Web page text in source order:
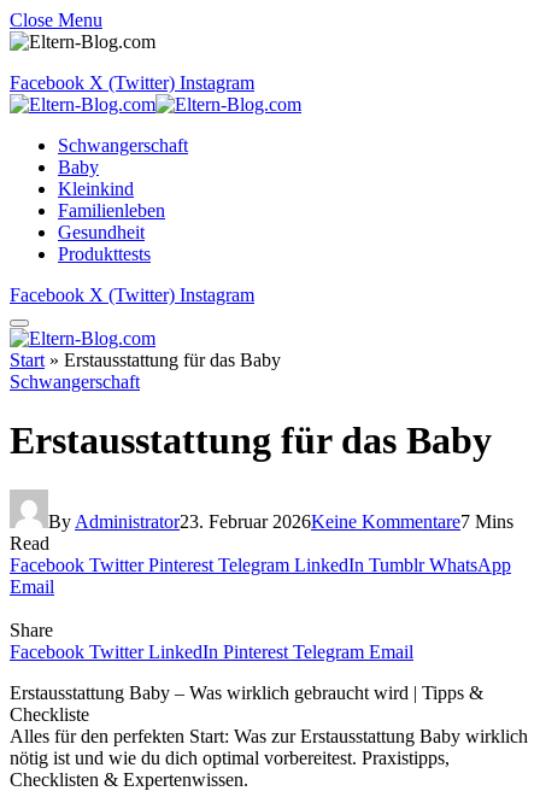
Close Menu
Facebook X (Twitter) Instagram
Schwangerschaft
Baby
Kleinkind
Familienleben
Gesundheit
Produkttests
Facebook X (Twitter) Instagram
Start » Erstausstattung für das Baby
Schwangerschaft
Erstausstattung für das Baby
By Administrator23. Februar 2026Keine Kommentare7 Mins
Read
Facebook Twitter Pinterest Telegram LinkedIn Tumblr WhatsApp
Email
Share
Facebook Twitter LinkedIn Pinterest Telegram Email
Erstausstattung Baby – Was wirklich gebraucht wird | Tipps &
Checkliste
Alles für den perfekten Start: Was zur Erstausstattung Baby wirklich
nötig ist und wie du dich optimal vorbereitest. Praxistipps,
Checklisten & Expertenwissen.